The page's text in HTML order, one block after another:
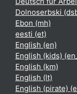
Dolnoserbski
Ebon ‎(mh)‎
eesti ‎(et)‎
English ‎(en)‎
English (kids)
English ‎(km)‎
English ‎(lt)‎
English (pirate)